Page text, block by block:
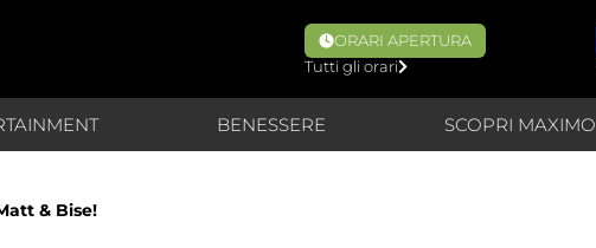
ORARI APERTURA
Tutti gli orari
BENESSERE SCOPRI MAXIMO
& Bise!